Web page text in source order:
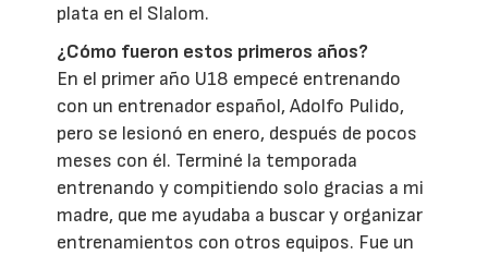
plata en el Slalom.
¿Cómo fueron estos primeros años?
En el primer año U18 empecé entrenando
con un entrenador español, Adolfo Pulido,
pero se lesionó en enero, después de pocos
meses con él. Terminé la temporada
entrenando y compitiendo solo gracias a mi
madre, que me ayudaba a buscar y organizar
entrenamientos con otros equipos. Fue un